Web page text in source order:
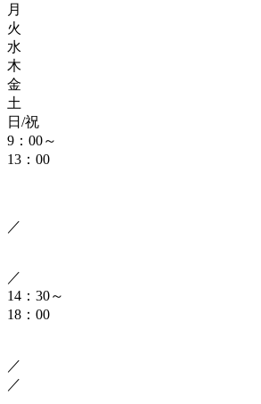
月
火
水
木
金
土
日/祝
9：00～
13：00
／
／
14：30～
18：00
／
／